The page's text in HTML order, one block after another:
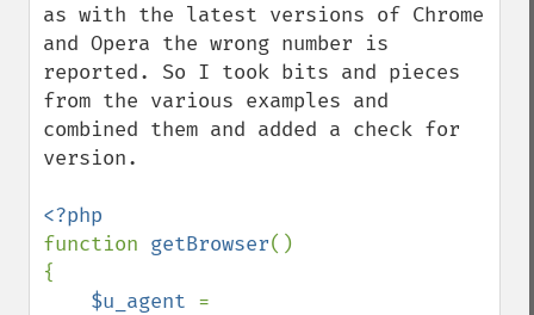
as with the latest versions of Chrome
and Opera the wrong number is
reported. So I took bits and pieces
from the various examples and
combined them and added a check for
version.
function getBrowser()
{
$u_agent